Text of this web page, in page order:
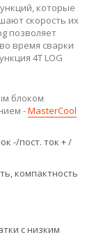
которые
скорость их
позволяет
время сварки
4T LOG
блоком
-MasterCool
-/пост. ток + /
компактность
с низким